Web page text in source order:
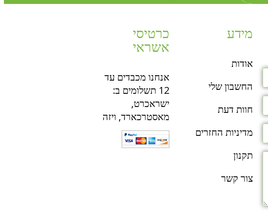
מידע
אודות
החשבון שלי
חוות דעת
מדיניות החזרים
תקנון
צור קשר
כרטיסי
אשראי
אנחנו מכבדים עד
12 תשלומים ב:
ישראכרט,
מאסטרכארד, ויזה